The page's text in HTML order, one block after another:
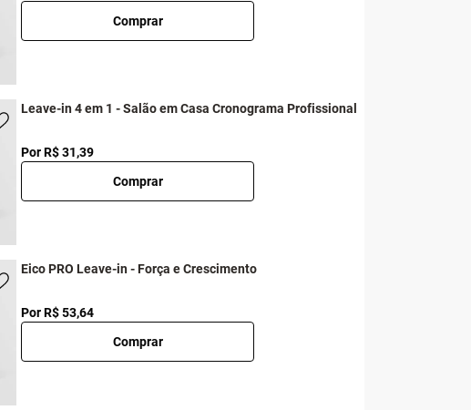
Comprar
Leave-in 4 em 1 - Salão em Casa Cronograma Profissional
Por R$ 31,39
Comprar
Eico PRO Leave-in - Força e Crescimento
Por R$ 53,64
Comprar